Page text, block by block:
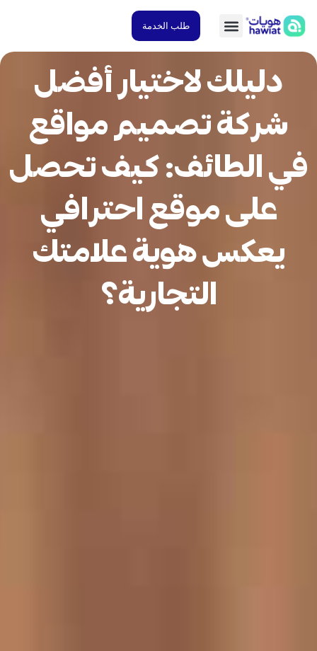
طلب الخدمة
دليلك لاختيار أفضل
شركة تصميم مواقع
الطائف: كيف تحصل
على موقع احترافي
يعكس هوية علامتك
التجارية؟